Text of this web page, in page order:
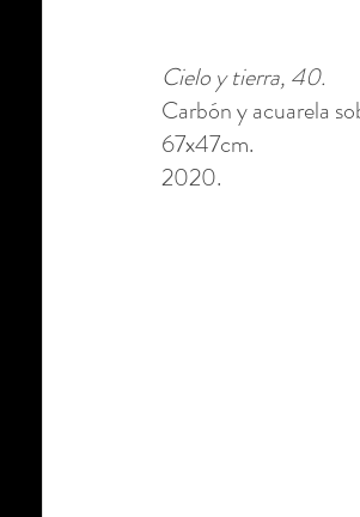
Cielo y tierra, 40.
Carbón y acuarela
67x47cm.
2020.